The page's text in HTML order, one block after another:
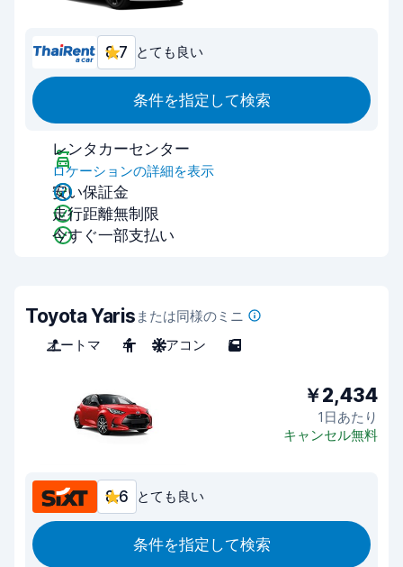
8.7 とても良い
条件を指定して検索
レンタカーセンター
ロケーションの詳細を表示
安い保証金
走行距離無制限
今すぐ一部支払い
Toyota Yaris または同様のミニ
オートマ
4 エアコン 5
￥2,434
1日あたり
キャンセル無料
8.6 とても良い
条件を指定して検索